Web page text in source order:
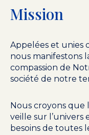
Mission
Appelées et unies
nous manifestons
compassion de
société de notre
Nous croyons que
veille sur
besoins de toutes